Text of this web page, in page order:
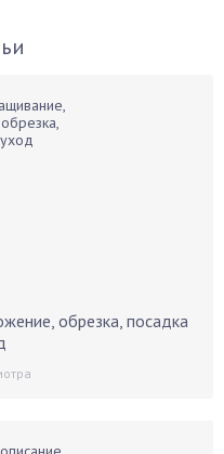
обрезка, посадка